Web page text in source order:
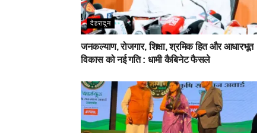
देहरादून
जनकल्याण, रोजगार, शिक्षा, श्रमिक हित और आधारभूत
विकास को नई गति : धामी कैबिनेट फैसले